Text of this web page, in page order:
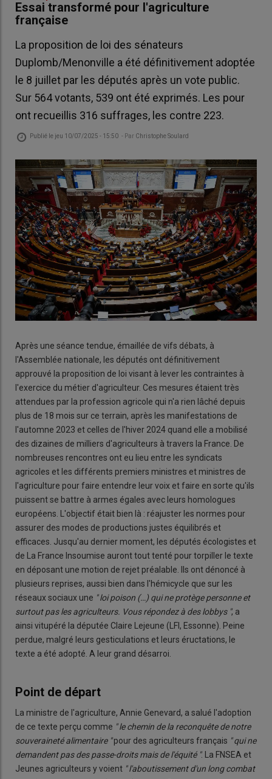
Essai transformé pour l'agriculture
française
La proposition de loi des sénateurs
Duplomb/Menonville a été définitivement adoptée
le 8 juillet par les députés après un vote public.
Sur 564 votants, 539 ont été exprimés. Les pour
ont recueillis 316 suffrages, les contre 223.
Publié le jeu 10/07/2025 - 15:50 - Par Christophe Soulard
Après une séance tendue, émaillée de vifs débats, à
l'Assemblée nationale, les députés ont définitivement
approuvé la proposition de loi visant à lever les contraintes à
l'exercice du métier d'agriculteur. Ces mesures étaient très
attendues par la profession agricole qui n'a rien lâché depuis
plus de 18 mois sur ce terrain, après les manifestations de
l'automne 2023 et celles de l'hiver 2024 quand elle a mobilisé
des dizaines de milliers d'agriculteurs à travers la France. De
nombreuses rencontres ont eu lieu entre les syndicats
agricoles et les différents premiers ministres et ministres de
l'agriculture pour faire entendre leur voix et faire en sorte qu'ils
puissent se battre à armes égales avec leurs homologues
européens. L'objectif était bien là : réajuster les normes pour
assurer des modes de productions justes équilibrés et
efficaces. Jusqu'au dernier moment, les députés écologistes et
de La France Insoumise auront tout tenté pour torpiller le texte
en déposant une motion de rejet préalable. Ils ont dénoncé à
plusieurs reprises, aussi bien dans l'hémicycle que sur les
réseaux sociaux une " loi poison (…) qui ne protège personne et
surtout pas les agriculteurs. Vous répondez à des lobbys ", a
ainsi vitupéré la députée Claire Lejeune (LFI, Essonne). Peine
perdue, malgré leurs gesticulations et leurs éructations, le
texte a été adopté. A leur grand désarroi.
Point de départ
La ministre de l'agriculture, Annie Genevard, a salué l'adoption
de ce texte perçu comme " le chemin de la reconquête de notre
souveraineté alimentaire "pour des agriculteurs français " qui ne
demandent pas des passe-droits mais de l'équité ". La FNSEA et
Jeunes agriculteurs y voient " l'aboutissement d'un long combat